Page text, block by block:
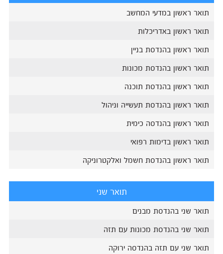
תואר ראשון במדעי המחשב
תואר ראשון באדריכלות
תואר ראשון בהנדסת בניין
תואר ראשון בהנדסת מכונות
תואר ראשון בהנדסת תוכנה
תואר ראשון בהנדסת תעשייה וניהול
תואר ראשון בהנדסה כימית
תואר ראשון בדימות רפואי
תואר ראשון בהנדסת חשמל ואלקטרוניקה
תואר שני
תואר שני בהנדסת מבנים
תואר שני בהנדסת מכונות עם תזה
תואר שני עם תזה בהנדסה ירוקה